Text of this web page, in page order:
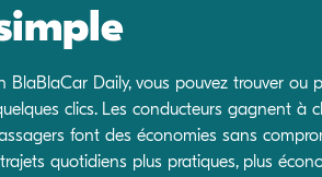
BlaBlaCar Daily, vous pouvez trouver ou
clics. Les conducteurs gagnent à
font des économies sans
quotidiens plus pratiques, plus